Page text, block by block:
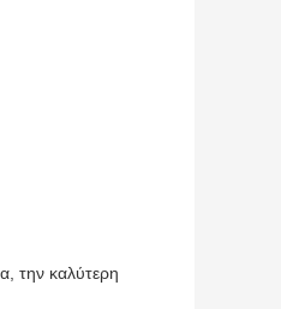
την καλύτερη